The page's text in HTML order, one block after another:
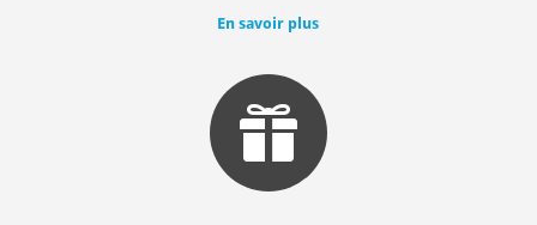
En savoir plus
